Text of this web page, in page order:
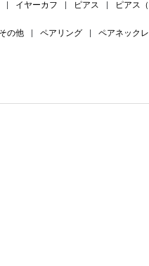
イヤーカフ ピアス ピアス
の他 ペアリング ペアネックレ